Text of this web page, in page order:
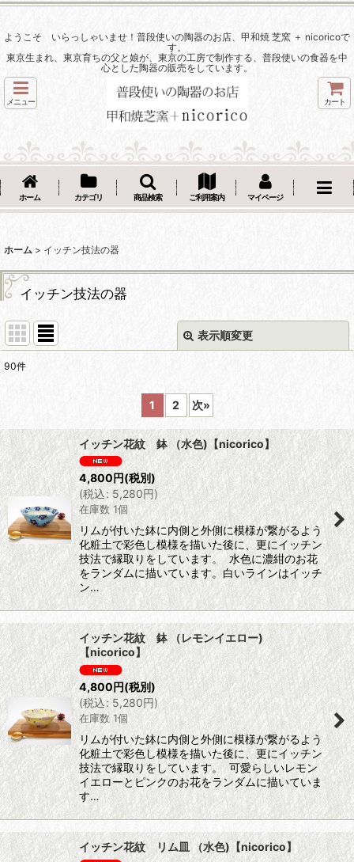
ようこそ いらっしゃいませ！普段使いの陶器のお店、甲和焼 芝窯 ＋ nicoricoで
す。
東京生まれ、東京育ちの父と娘が、東京の工房で制作する、普段使いの食器を中
心とした陶器の販売をしています。
メニュー カート
ホーム カテゴリ 商品検索 ご利用案内 マイページ
ホーム > イッチン技法の器
イッチン技法の器
表示順変更
絞り込む
90件
1 2 次»
イッチン花紋 鉢 （水色)【nicorico】
4,800円(税別)
(税込: 5,280円)
在庫数 1個
リムが付いた鉢に内側と外側に模様が繋がるよう
化粧土で彩色し模様を描いた後に、更にイッチン
技法で縁取りをしています。 水色に濃紺のお花
をランダムに描いています。白いラインはイッチ
ン…
イッチン花紋 鉢 （レモンイエロー)
【nicorico】
4,800円(税別)
(税込: 5,280円)
在庫数 1個
リムが付いた鉢に内側と外側に模様が繋がるよう
化粧土で彩色し模様を描いた後に、更にイッチン
技法で縁取りをしています。 可愛らしいレモン
イエローとピンクのお花をランダムに描いていま
す…
イッチン花紋 リム皿 （水色)【nicorico】